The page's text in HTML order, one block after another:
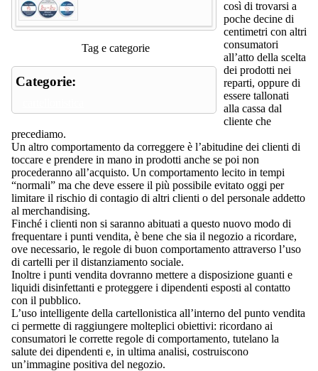
Tag e categorie
Categorie:
così di trovarsi a
poche decine di
centimetri con altri
consumatori
all’atto della scelta
dei prodotti nei
reparti, oppure di
essere tallonati
alla cassa dal
cliente che
precediamo.
Un altro comportamento da correggere è l’abitudine dei clienti di
toccare e prendere in mano in prodotti anche se poi non
procederanno all’acquisto. Un comportamento lecito in tempi
“normali” ma che deve essere il più possibile evitato oggi per
limitare il rischio di contagio di altri clienti o del personale addetto
al merchandising.
Finché i clienti non si saranno abituati a questo nuovo modo di
frequentare i punti vendita, è bene che sia il negozio a ricordare,
ove necessario, le regole di buon comportamento attraverso l’uso
di cartelli per il distanziamento sociale.
Inoltre i punti vendita dovranno mettere a disposizione guanti e
liquidi disinfettanti e proteggere i dipendenti esposti al contatto
con il pubblico.
L’uso intelligente della cartellonistica all’interno del punto vendita
ci permette di raggiungere molteplici obiettivi: ricordano ai
consumatori le corrette regole di comportamento, tutelano la
salute dei dipendenti e, in ultima analisi, costruiscono
un’immagine positiva del negozio.